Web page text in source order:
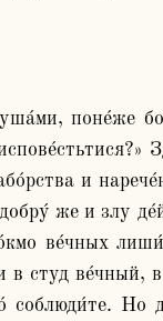
и
же и злу
ве́чных
студ ве́чный,
соблюди́те. Но